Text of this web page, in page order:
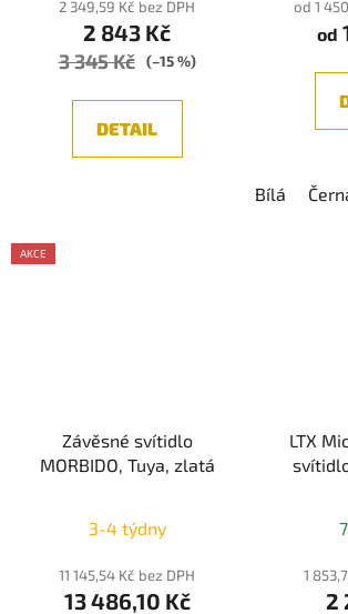
je
5,0
5
2 349,59 Kč bez DPH
2 843 Kč
3 345 Kč (–15 %)
DETAIL
od 1
od
Bílá
AKCE
Závěsné svítidlo
MORBIDO, Tuya, zlatá
3-4 týdny
11 145,54 Kč bez DPH
13 486,10 Kč
LTX
1
2